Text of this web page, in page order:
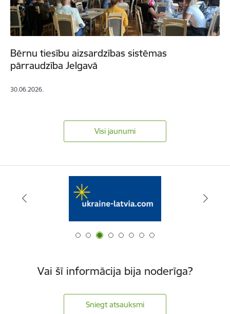
Bērnu tiesību aizsardzības sistēmas
pārraudzība Jelgavā
30.06.2026.
Visi jaunumi
Vai šī informācija bija noderīga?
Sniegt atsauksmi